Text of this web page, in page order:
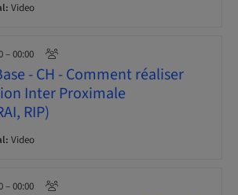
Video
– 00:00
- CH - Comment réaliser
Inter Proximale
RIP)
Video
– 00:00